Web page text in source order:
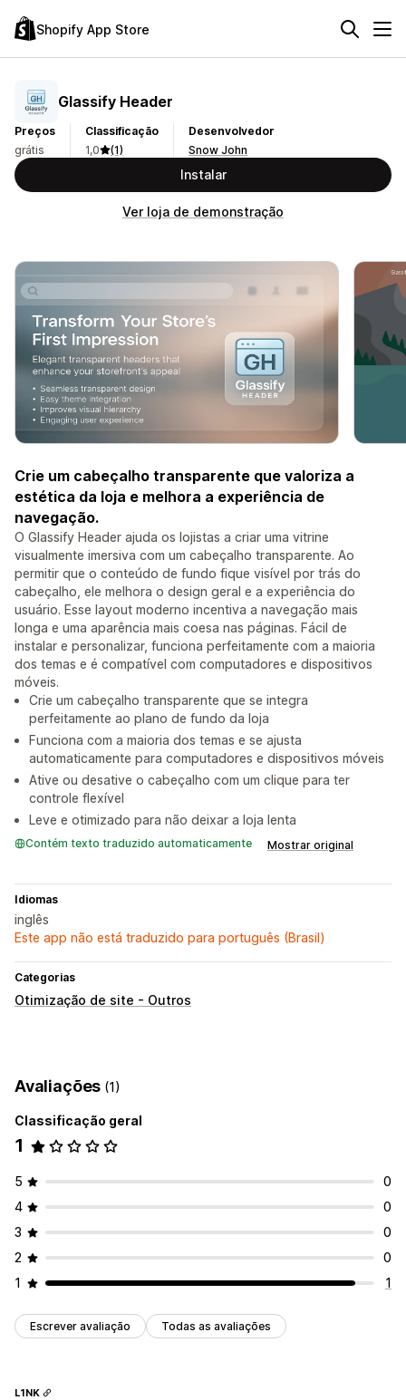
Shopify App Store
Glassify Header
Preços
grátis
Classificação
1,0
(1)
Desenvolvedor
Snow John
Instalar
Ver loja de demonstração
Crie um cabeçalho transparente que valoriza a
estética da loja e melhora a experiência de
navegação.
O Glassify Header ajuda os lojistas a criar uma vitrine
visualmente imersiva com um cabeçalho transparente. Ao
permitir que o conteúdo de fundo fique visível por trás do
cabeçalho, ele melhora o design geral e a experiência do
usuário. Esse layout moderno incentiva a navegação mais
longa e uma aparência mais coesa nas páginas. Fácil de
instalar e personalizar, funciona perfeitamente com a maioria
dos temas e é compatível com computadores e dispositivos
móveis.
Crie um cabeçalho transparente que se integra
perfeitamente ao plano de fundo da loja
Funciona com a maioria dos temas e se ajusta
automaticamente para computadores e dispositivos móveis
Ative ou desative o cabeçalho com um clique para ter
controle flexível
Leve e otimizado para não deixar a loja lenta
Contém texto traduzido automaticamente Mostrar original
Idiomas
inglês
Este app não está traduzido para português (Brasil)
Categorias
Otimização de site - Outros
Avaliações (1)
Classificação geral
1
5
0
4
0
3
0
2
0
1
1
Escrever avaliação Todas as avaliações
L1NK